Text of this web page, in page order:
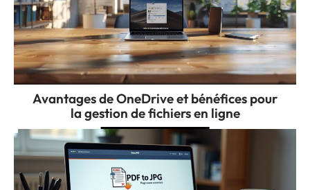
Avantages de OneDrive et bénéfices pour
la gestion de fichiers en ligne